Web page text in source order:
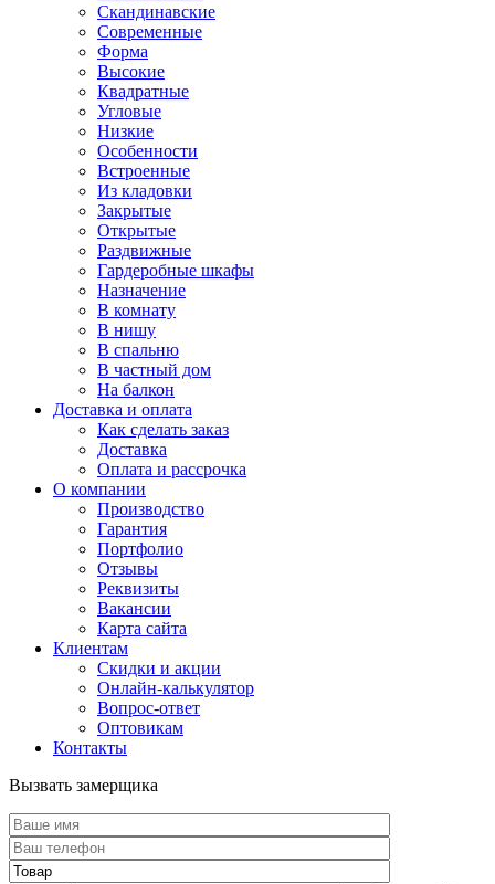
Скандинавские
Современные
Форма
Высокие
Квадратные
Угловые
Низкие
Особенности
Встроенные
Из кладовки
Закрытые
Открытые
Раздвижные
Гардеробные шкафы
Назначение
В комнату
В нишу
В спальню
В частный дом
На балкон
Доставка и оплата
Как сделать заказ
Доставка
Оплата и рассрочка
О компании
Производство
Гарантия
Портфолио
Отзывы
Реквизиты
Вакансии
Карта сайта
Клиентам
Скидки и акции
Онлайн-калькулятор
Вопрос-ответ
Оптовикам
Контакты
Вызвать замерщика